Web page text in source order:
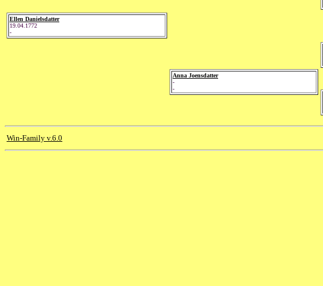
Ellen Danielsdatter
19.04.1772
-
Anna Joensdatter
-
-
Win-Family v.6.0